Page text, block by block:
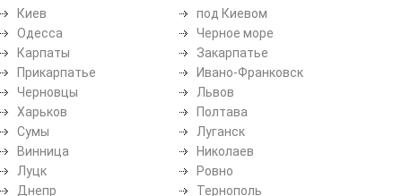
Киев
Одесса
Карпаты
Прикарпатье
Черновцы
Харьков
Сумы
Винница
Луцк
Днепр
под Киевом
Черное море
Закарпатье
Ивано-Франковск
Львов
Полтава
Луганск
Николаев
Ровно
Тернополь